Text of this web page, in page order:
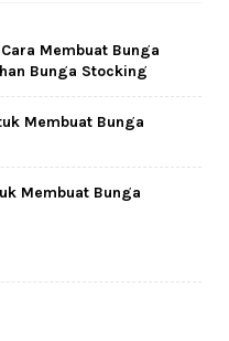
Membuat Bunga
Bunga Stocking
Membuat Bunga
Membuat Bunga